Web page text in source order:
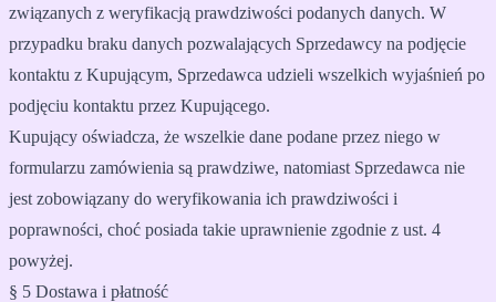
związanych z weryfikacją prawdziwości podanych danych. W
przypadku braku danych pozwalających Sprzedawcy na podjęcie
kontaktu z Kupującym, Sprzedawca udzieli wszelkich wyjaśnień po
podjęciu kontaktu przez Kupującego.
Kupujący oświadcza, że wszelkie dane podane przez niego w
formularzu zamówienia są prawdziwe, natomiast Sprzedawca nie
jest zobowiązany do weryfikowania ich prawdziwości i
poprawności, choć posiada takie uprawnienie zgodnie z ust. 4
powyżej.
§ 5 Dostawa i płatność